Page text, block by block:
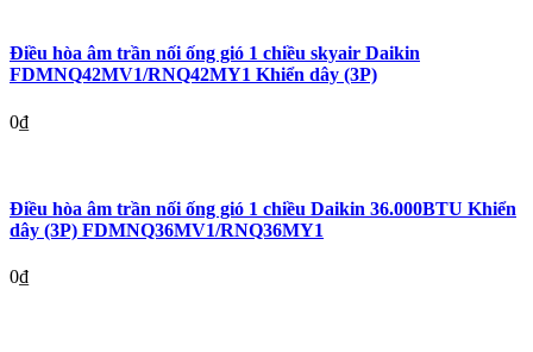
Điều hòa âm trần nối ống gió 1 chiều skyair Daikin
FDMNQ42MV1/RNQ42MY1 Khiển dây (3P)
0₫
Điều hòa âm trần nối ống gió 1 chiều Daikin 36.000BTU Khiển
dây (3P) FDMNQ36MV1/RNQ36MY1
0₫